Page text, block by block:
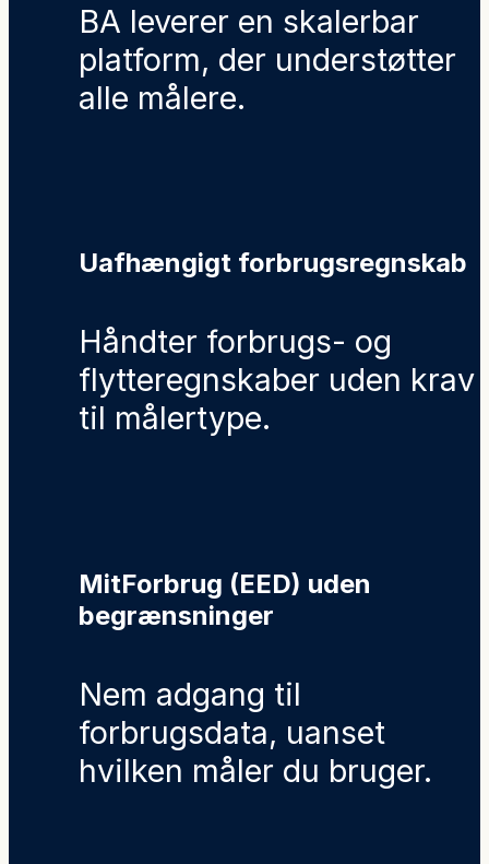
BA leverer en skalerbar
platform, der understøtter
alle målere.
Uafhængigt forbrugsregnskab
Håndter forbrugs- og
flytteregnskaber uden krav
til målertype.
MitForbrug (EED) uden
begrænsninger
Nem adgang til
forbrugsdata, uanset
hvilken måler du bruger.